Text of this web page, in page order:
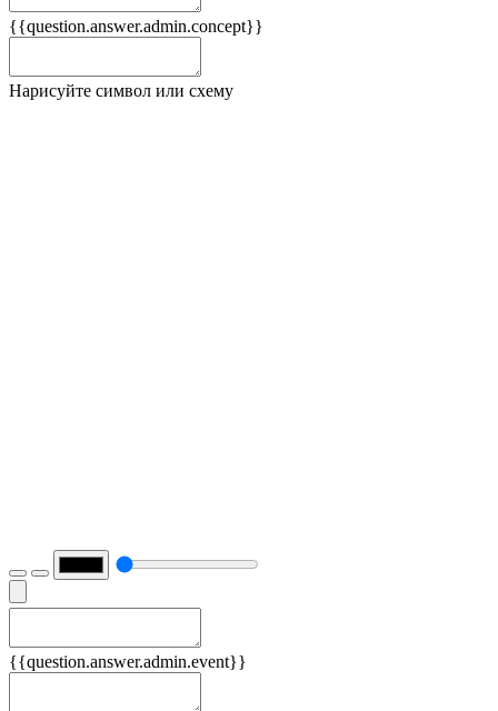
{{question.answer.admin.concept}}
Нарисуйте символ или схему
{{question.answer.admin.event}}